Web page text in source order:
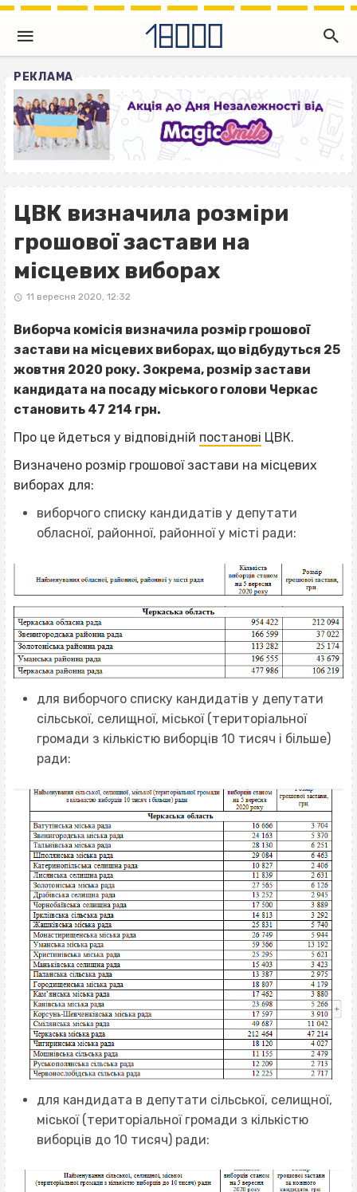
РЕКЛАМА
ЦВК визначила розміри
грошової застави на
місцевих виборах
11 вересня 2020, 12:32
Виборча комісія визначила розмір грошової
застави на місцевих виборах, що відбудуться 25
жовтня 2020 року. Зокрема, розмір застави
кандидата на посаду міського голови Черкас
становить 47 214 грн.
Про це йдеться у відповідній постанові ЦВК.
Визначено розмір грошової застави на місцевих
виборах для:
виборчого списку кандидатів у депутати
обласної, районної, районної у місті ради:
для виборчого списку кандидатів у депутати
сільської, селищної, міської (територіальної
громади з кількістю виборців 10 тисяч і більше)
ради:
для кандидата в депутати сільської, селищної,
міської (територіальної громади з кількістю
виборців до 10 тисяч) ради: